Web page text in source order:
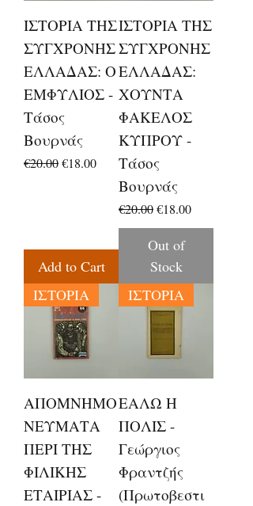
ΙΣΤΟΡΙΑ ΤΗΣ
ΣΥΓΧΡΟΝΗΣ
ΕΛΛΑΔΑΣ: Ο
ΕΜΦΥΛΙΟΣ -
Τάσος
Βουρνάς
Regular Price
€20.00Sale Price
€18.00
Add to Cart
ΙΣΤΟΡΙΑ ΤΗΣ
ΣΥΓΧΡΟΝΗΣ
ΕΛΛΑΔΑΣ:
ΧΟΥΝΤΑ
ΦΑΚΕΛΟΣ
ΚΥΠΡΟΥ -
Τάσος
Βουρνάς
Regular Price
€20.00Sale Price
€18.00
Out of
Stock
ΙΣΤΟΡΙΑ
ΑΠΟΜΝΗΜΟ
ΝΕΥΜΑΤΑ
ΠΕΡΙ ΤΗΣ
ΦΙΛΙΚΗΣ
ΕΤΑΙΡΙΑΣ -
ΙΣΤΟΡΙΑ
ΕΑΛΩ Η
ΠΟΛΙΣ -
Γεώργιος
Φραντζής
(Πρωτοβεστι